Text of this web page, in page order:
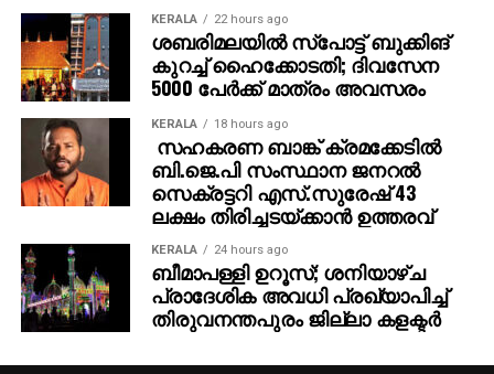
KERALA 22 hours ago
ശബരിമലയില്‍ സ്‌പോട്ട് ബുക്കിങ്
കുറച്ച് ഹൈക്കോടതി; ദിവസേന
5000 പേര്‍ക്ക് മാത്രം അവസരം
KERALA 18 hours ago
സഹകരണ ബാങ്ക് ക്രമക്കേടില്‍
ബി.ജെ.പി സംസ്ഥാന ജനറല്‍
സെക്രട്ടറി എസ്.സുരേഷ് 43
ലക്ഷം തിരിച്ചടയ്ക്കാന്‍ ഉത്തരവ്
KERALA 24 hours ago
ബീമാപള്ളി ഉറൂസ്; ശനിയാഴ്ച
പ്രാദേശിക അവധി പ്രഖ്യാപിച്ച്
തിരുവനന്തപുരം ജില്ലാ കളക്ടര്‍